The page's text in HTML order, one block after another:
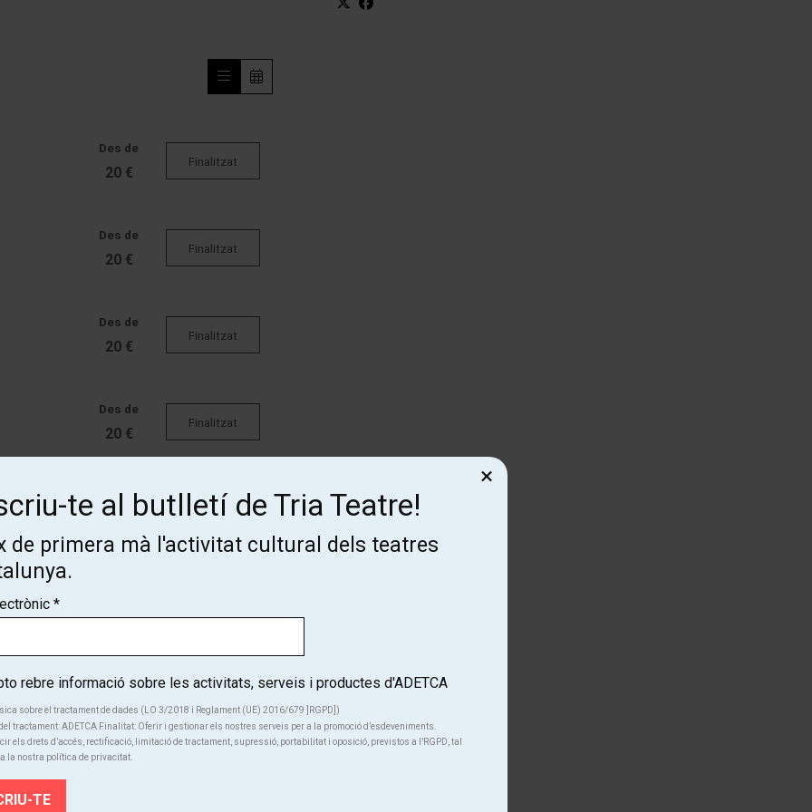
Des de
20 €
Finalitzat
Des de
20 €
Finalitzat
Des de
20 €
Finalitzat
Des de
20 €
Finalitzat
Des de
20 €
Finalitzat
Subscriu-te al butlletí de Tria
te al butlletí de Tria Teatre!
de primera mà l'activitat cultural dels teatres
*
rebre informació sobre les activitats, serveis i productes d'ADETCA
sobre el tractament de dades (LO 3/2018 i Reglament (UE) 2016/679 ]RGPD])
tractament: ADETCA Finalitat: Oferir i gestionar els nostres serveis per a la promoció d’esdeveniments.
els drets d’accés, rectificació, limitació de tractament, supressió, portabilitat i oposició, previstos a l’RGPD, tal
la nostra política de privacitat.
×